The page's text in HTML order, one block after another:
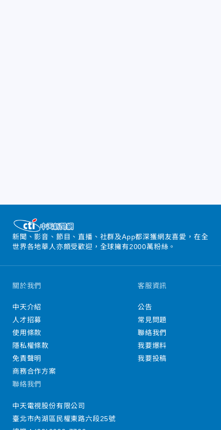
新聞、影音、節目、直播、社群及App都深獲網友喜愛，在全
世界各地華人亦頗受歡迎，全球擁有2000萬粉絲。
關於我們
中天介紹
人才招募
使用條款
隱私權條款
免責聲明
商務合作方案
客服資訊
公告
常見問題
聯絡我們
我要爆料
我要投稿
聯絡我們
中天電視股份有限公司
臺北市內湖區民權東路六段25號